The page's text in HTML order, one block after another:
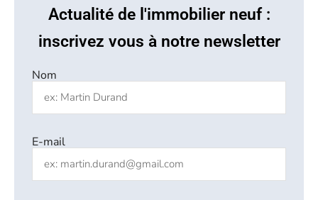
Actualité de l'immobilier neuf :
inscrivez vous à notre newsletter
Nom
E-mail